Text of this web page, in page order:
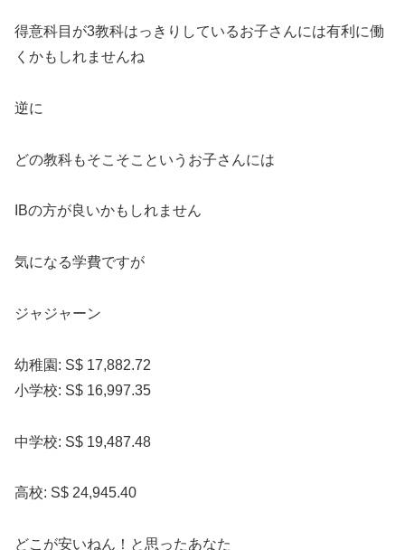
得意科目が3教科はっきりしているお子さんには有利に働
くかもしれませんね
逆に
どの教科もそこそこというお子さんには
IBの方が良いかもしれません
気になる学費ですが
ジャジャーン
幼稚園: S$ 17,882.72
小学校: S$ 16,997.35
中学校: S$ 19,487.48
高校: S$ 24,945.40
どこが安いねん！と思ったあなた